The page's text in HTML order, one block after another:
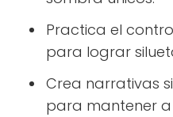
Practica el
para lograr
Crea narrativas
para mantener